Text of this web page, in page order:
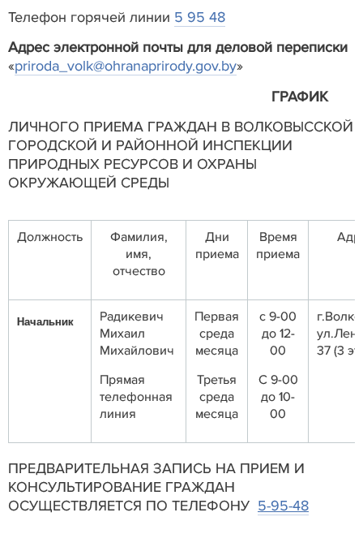
Телефон горячей линии 5 95 48
Адрес электронной почты для деловой переписки
«priroda_volk@ohranaprirody.gov.by»
ГРАФИК
ЛИЧНОГО ПРИЕМА ГРАЖДАН В ВОЛКОВЫССКОЙ
ГОРОДСКОЙ И РАЙОННОЙ ИНСПЕКЦИИ
ПРИРОДНЫХ РЕСУРСОВ И ОХРАНЫ
ОКРУЖАЮЩЕЙ СРЕДЫ
Должность
Фамилия,
имя,
отчество
Дни
приема
Время
приема
Начальник
Радикевич
Михаил
Михайлович
Прямая
телефонная
линия
Первая
среда
месяца
Третья
среда
месяца
с 9-00
до 12-
00
С 9-00
до 10-
00
37 (3
ПРЕДВАРИТЕЛЬНАЯ ЗАПИСЬ НА ПРИЕМ И
КОНСУЛЬТИРОВАНИЕ ГРАЖДАН
ОСУЩЕСТВЛЯЕТСЯ ПО ТЕЛЕФОНУ 5-95-48